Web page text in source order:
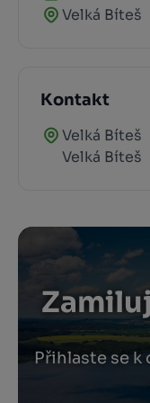
Velká Bíteš
Kontakt
Velká Bíteš
Velká Bíteš
Přihlaste se k